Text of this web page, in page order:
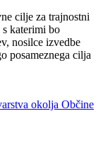
cilje za trajnostni
s katerimi bo
nosilce izvedbe
posameznega cilja